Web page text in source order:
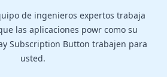
de ingenieros expertos trabaja
las aplicaciones powr como su
Subscription Button trabajen para
usted.